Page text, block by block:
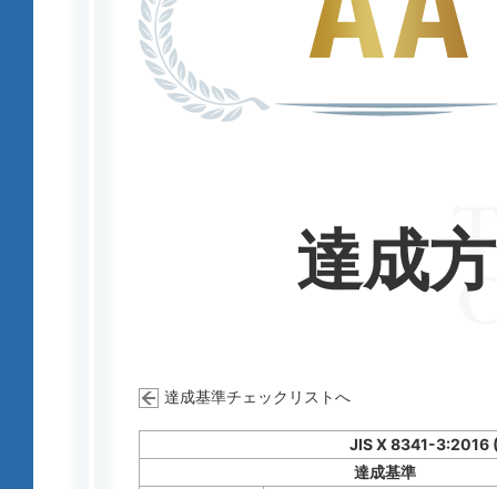
達成
達成基準チェックリストへ
JIS X 8341-3:2016
達成基準